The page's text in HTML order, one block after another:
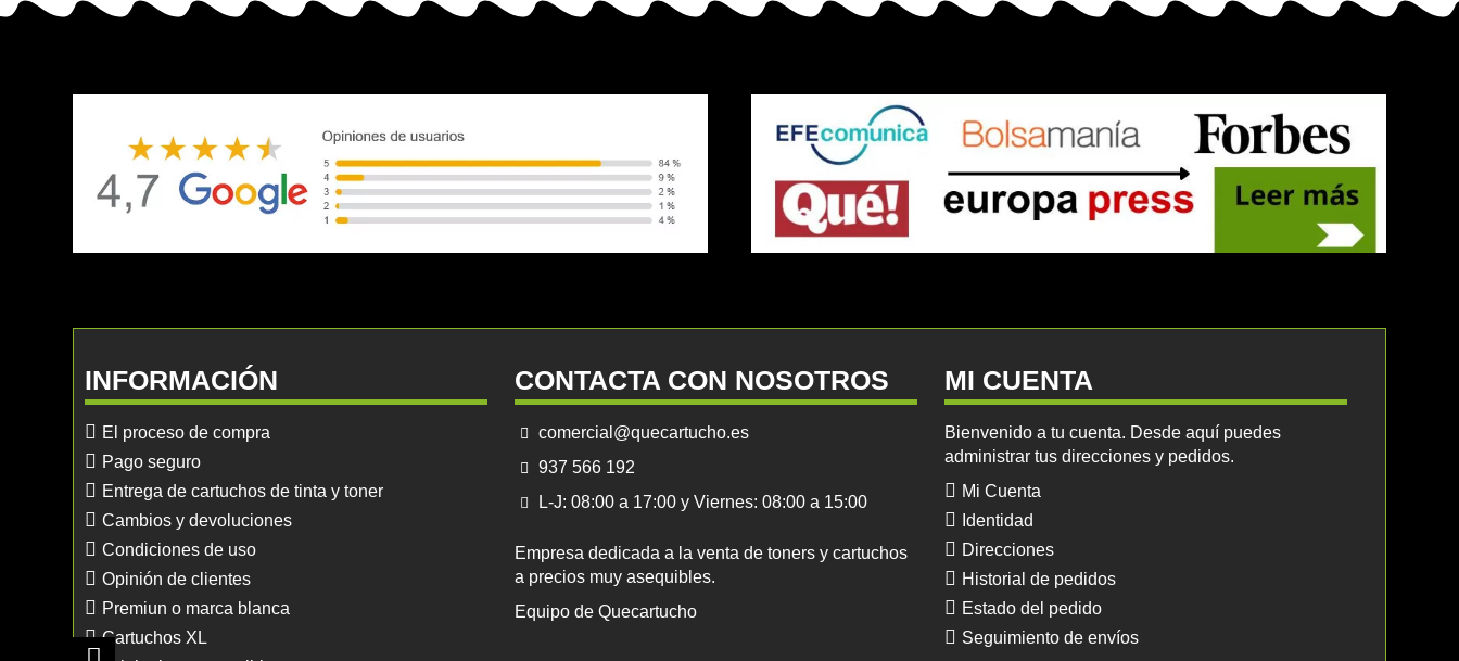
INFORMACIÓN
El proceso de compra
Pago seguro
Entrega de cartuchos de tinta y toner
Cambios y devoluciones
Condiciones de uso
Opinión de clientes
Premiun o marca blanca
Cartuchos XL
CONTACTA CON NOSOTROS
comercial@quecartucho.es
937 566 192
L-J: 08:00 a 17:00 y Viernes: 08:00 a 15:00
Empresa dedicada a la venta de toners y cartuchos
a precios muy asequibles.
Equipo de Quecartucho
MI CUENTA
Bienvenido a tu cuenta. Desde aquí puedes
administrar tus direcciones y pedidos.
Mi Cuenta
Identidad
Direcciones
Historial de pedidos
Estado del pedido
Seguimiento de envíos